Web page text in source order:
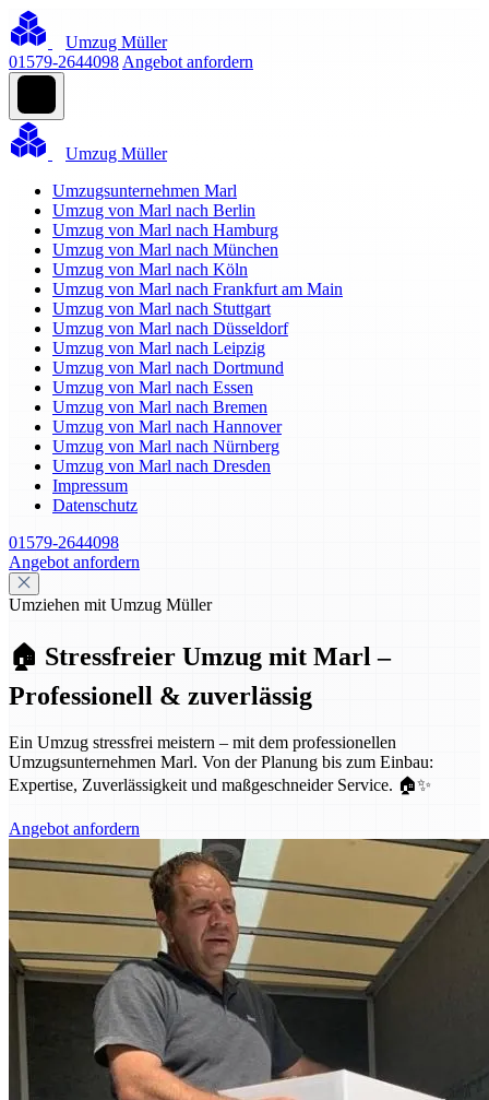
Umzug Müller
01579-2644098 Angebot anfordern
Umzug Müller
Umzugsunternehmen Marl
Umzug von Marl nach Berlin
Umzug von Marl nach Hamburg
Umzug von Marl nach München
Umzug von Marl nach Köln
Umzug von Marl nach Frankfurt am Main
Umzug von Marl nach Stuttgart
Umzug von Marl nach Düsseldorf
Umzug von Marl nach Leipzig
Umzug von Marl nach Dortmund
Umzug von Marl nach Essen
Umzug von Marl nach Bremen
Umzug von Marl nach Hannover
Umzug von Marl nach Nürnberg
Umzug von Marl nach Dresden
Impressum
Datenschutz
01579-2644098
Angebot anfordern
Umziehen mit Umzug Müller
🏠 Stressfreier Umzug mit Marl –
Professionell & zuverlässig
Ein Umzug stressfrei meistern – mit dem professionellen
Umzugsunternehmen Marl. Von der Planung bis zum Einbau:
Expertise, Zuverlässigkeit und maßgeschneider Service. 🏠✨
Angebot anfordern